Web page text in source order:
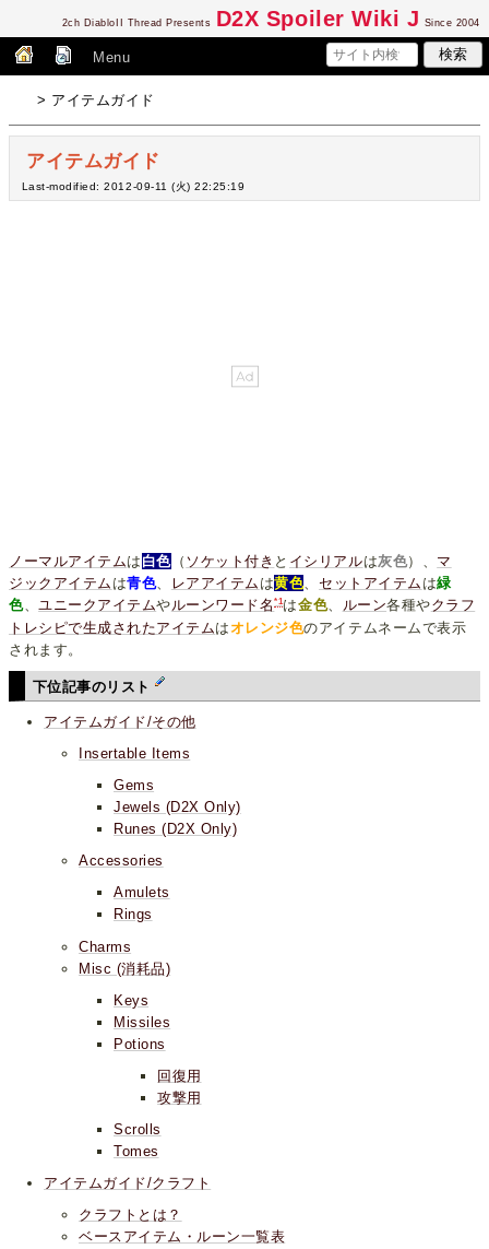
2ch DiabloII Thread Presents D2X Spoiler Wiki J Since 2004
Menu
> アイテムガイド
アイテムガイド
Last-modified: 2012-09-11 (火) 22:25:19
ノーマルアイテムは 白色（ ソケット付き と イシリアルは灰色）、 マ
ジックアイテム は青色、 レアアイテム は黄色、 セットアイテム は緑
色、ユニークアイテムやルーンワード名*1は金色、 ルーン各種やクラフ
トレシピで生成されたアイテムはオレンジ色のアイテムネームで表示
されます。
下位記事のリスト
アイテムガイド/その他
Insertable Items
Gems
Jewels (D2X Only)
Runes (D2X Only)
Accessories
Amulets
Rings
Charms
Misc (消耗品)
Keys
Missiles
Potions
回復用
攻撃用
Scrolls
Tomes
アイテムガイド/クラフト
クラフトとは？
ベースアイテム・ルーン一覧表